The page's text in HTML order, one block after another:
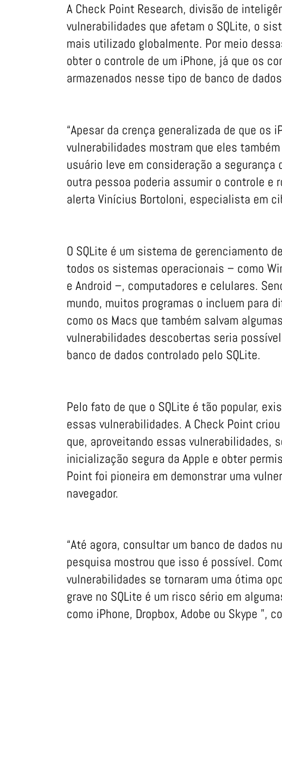
A Check Point Research, divisão de
vulnerabilidades que afetam o SQLite, o
mais utilizado globalmente. Por meio
obter o controle de um iPhone, já que os
armazenados nesse tipo de banco de
“Apesar da crença generalizada de que
vulnerabilidades mostram que eles
usuário leve em consideração a
outra pessoa poderia assumir o controle e
alerta Vinícius Bortoloni, especialista em
O SQLite é um sistema de gerenciamento
todos os sistemas operacionais – como
e Android –, computadores e celulares.
mundo, muitos programas o incluem para
como os Macs que também salvam
vulnerabilidades descobertas seria
banco de dados controlado pelo SQLite.
Pelo fato de que o SQLite é tão popular,
essas vulnerabilidades. A Check Point
que, aproveitando essas vulnerabilidades,
inicialização segura da Apple e obter
Point foi pioneira em demonstrar uma
navegador.
“Até agora, consultar um banco de dados
pesquisa mostrou que isso é possível.
vulnerabilidades se tornaram uma ótima
grave no SQLite é um risco sério em
como iPhone, Dropbox, Adobe ou Skype ”,